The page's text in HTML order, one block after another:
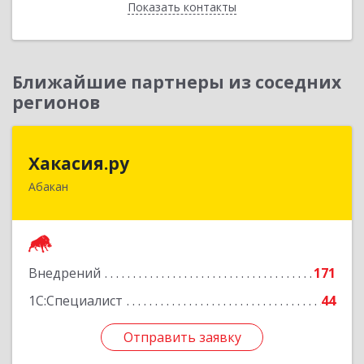
Показать контакты
Назад
Ближайшие партнеры из соседних
регионов
Хакасия.ру
Абакан
Внедрений
171
1С:Специалист
44
Отправить заявку
655017, Хакасия Респ, Абакан г, Вяткина ул, дом
Отправить заявку